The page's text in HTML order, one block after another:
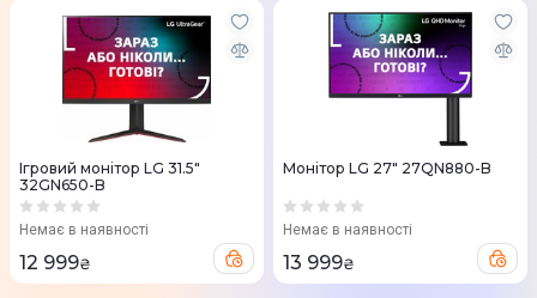
Ігровий монітор LG 31.5"
32GN650-B
Немає в наявності
12 999₴
Монітор LG 27" 27QN880-B
Немає в наявності
13 999₴